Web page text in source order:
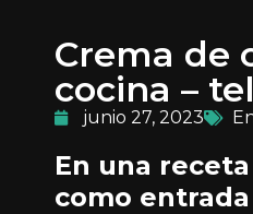
Crema de
cocina –
junio 27, 2023
En una
como